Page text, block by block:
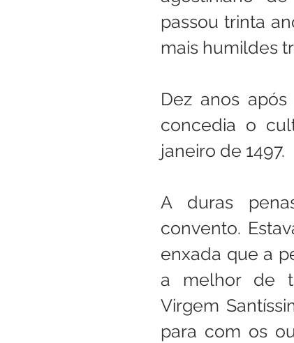
passou trinta
mais humildes
Dez anos
concedia o
janeiro de 1497.
A duras
convento.
enxada que a
a melhor de
Virgem
para com os